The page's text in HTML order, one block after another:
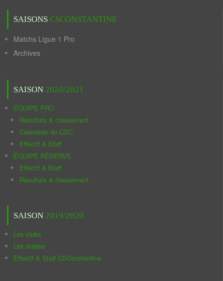
SAISONS CSCONSTANTINE
Matchs Ligue 1 Pro
Archives
SAISON 2020/2021
ÉQUIPE PRO
Résultats & classement
Calendrier du CSC
Effectif & Staff
ÉQUIPE RÉSERVE
Effectif & Staff
Résultats & classement
SAISON 2019/2020
Les clubs
Les stades
Effectif & Staff CSConstantine